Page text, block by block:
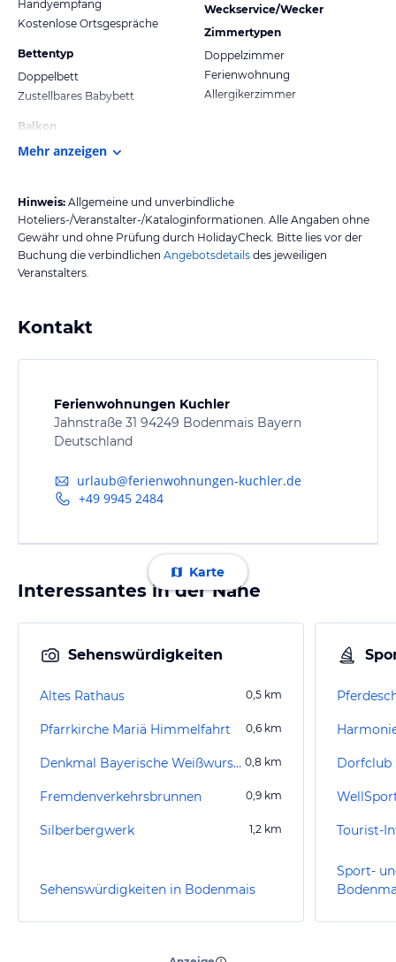
Handyempfang
Kostenlose Ortsgespräche
Bettentyp
Doppelbett
Zustellbares Babybett
Balkon
Weckservice/Wecker
Zimmertypen
Doppelzimmer
Ferienwohnung
Allergikerzimmer
Mehr anzeigen
Hinweis: Allgemeine und unverbindliche
Hoteliers-/Veranstalter-/Kataloginformationen. Alle Angaben ohne
Gewähr und ohne Prüfung durch HolidayCheck. Bitte lies vor der
Buchung die verbindlichen Angebotsdetails des jeweiligen
Veranstalters.
Kontakt
Ferienwohnungen Kuchler
Jahnstraße 31 94249 Bodenmais Bayern
Deutschland
urlaub@ferienwohnungen-kuchler.de
+49 9945 2484
Karte
Interessantes in der Nähe
Sehenswürdigkeiten
Altes Rathaus 0,5 km
Pfarrkirche Mariä Himmelfahrt 0,6 km
Denkmal Bayerische Weißwurstkönigin 0,8 km
Fremdenverkehrsbrunnen 0,9 km
Silberbergwerk 1,2 km
Sehenswürdigkeiten in Bodenmais
Dorfclub
Tourist-
Sport-